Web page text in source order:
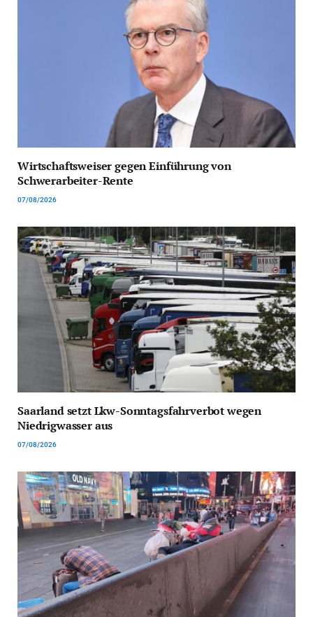
Wirtschaftsweiser gegen Einführung von
Schwerarbeiter-Rente
07/08/2026
Saarland setzt Lkw-Sonntagsfahrverbot wegen
Niedrigwasser aus
07/08/2026